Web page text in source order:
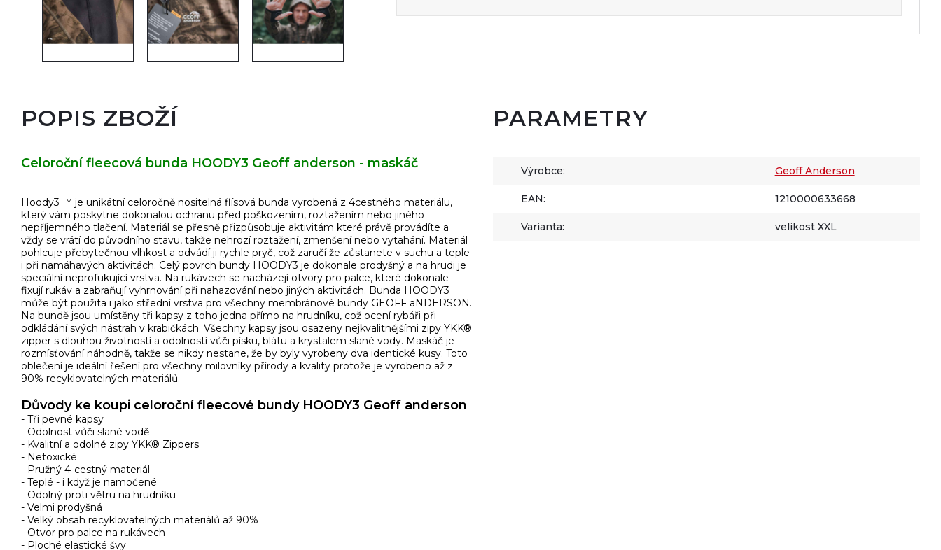
POPIS ZBOŽÍ
Celoroční fleecová bunda HOODY3 Geoff anderson - maskáč
Hoody3 ™ je unikátní celoročně nositelná flísová bunda vyrobená z 4cestného materiálu,
který vám poskytne dokonalou ochranu před poškozením, roztažením nebo jiného
nepříjemného tlačení. Materiál se přesně přizpůsobuje aktivitám které právě provádíte a
vždy se vrátí do původního stavu, takže nehrozí roztažení, zmenšení nebo vytahání. Materiál
pohlcuje přebytečnou vlhkost a odvádí ji rychle pryč, což zaručí že zůstanete v suchu a teple
i při namáhavých aktivitách. Celý povrch bundy HOODY3 je dokonale prodyšný a na hrudi je
speciální neprofukující vrstva. Na rukávech se nacházejí otvory pro palce, které dokonale
fixují rukáv a zabraňují vyhrnování při nahazování nebo jiných aktivitách. Bunda HOODY3
může být použita i jako střední vrstva pro všechny membránové bundy GEOFF aNDERSON.
Na bundě jsou umístěny tři kapsy z toho jedna přímo na hrudníku, což ocení rybáři při
odkládání svých nástrah v krabičkách. Všechny kapsy jsou osazeny nejkvalitnějšími zipy YKK®
zipper s dlouhou životností a odolností vůči písku, blátu a krystalem slané vody. Maskáč je
rozmísťování náhodně, takže se nikdy nestane, že by byly vyrobeny dva identické kusy. Toto
oblečení je ideální řešení pro všechny milovníky přírody a kvality protože je vyrobeno až z
90% recyklovatelných materiálů.
Důvody ke koupi celoroční fleecové bundy HOODY3 Geoff anderson
- Tři pevné kapsy
- Odolnost vůči slané vodě
- Kvalitní a odolné zipy YKK® Zippers
- Netoxické
- Pružný 4-cestný materiál
- Teplé - i když je namočené
- Odolný proti větru na hrudníku
- Velmi prodyšná
- Velký obsah recyklovatelných materiálů až 90%
- Otvor pro palce na rukávech
- Ploché elastické švy
PARAMETRY
Výrobce: Geoff Anderson
EAN: 1210000633668
Varianta: velikost XXL